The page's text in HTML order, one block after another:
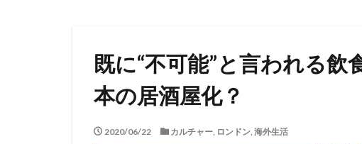
既に“不可能”と言われる飲
本の居酒屋化？
2020/06/22 カルチャー, ロンドン, 海外生活